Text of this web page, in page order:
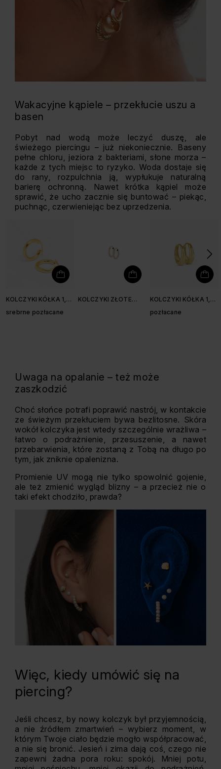
Wakacyjne kąpiele – przekłucie uszu a
basen
Pobyt nad wodą może leczyć duszę, ale
świeżego piercingu – już niekoniecznie. Baseny
pełne chloru, jeziora z bakteriami, słone morza –
każde z tych miejsc to ryzyko. Woda dostaje się
do rany, rozpulchnia ją, wypłukuje naturalną
barierę ochronną. Nawet krótka kąpiel może
sprawić, że ucho zacznie się buntować – piekąc,
puchnąc, czerwieniejąc bez uprzedzenia.
KOLCZYKI KÓŁKA 1,8
srebrne pozłacane
KOLCZYKI ZŁOTE
KOLCZYKI KÓŁKA 1,4
pozłacane
Uwaga na opalanie – też może
zaszkodzić
Choć słońce potrafi poprawić nastrój, w kontakcie
ze świeżym przekłuciem bywa bezlitosne. Skóra
wokół kolczyka jest wtedy szczególnie wrażliwa –
łatwo o podrażnienie, przesuszenie, a nawet
przebarwienia, które zostaną z Tobą na długo po
tym, jak zniknie opalenizna.
Promienie UV mogą nie tylko spowolnić gojenie,
ale też zmienić wygląd blizny – a przecież nie o
taki efekt chodziło, prawda?
Więc, kiedy umówić się na
piercing?
Jeśli chcesz, by nowy kolczyk był przyjemnością,
a nie źródłem zmartwień – wybierz moment, w
którym Twoje ciało będzie mogło współpracować,
a nie się bronić. Jesień i zima dają coś, czego nie
zapewni żadna pora roku: spokój. Mniej potu,